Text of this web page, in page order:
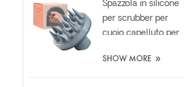
Spazzola in silicone
per scrubber per
cuoio capelluto per
personalizzata con
SHOW MORE »